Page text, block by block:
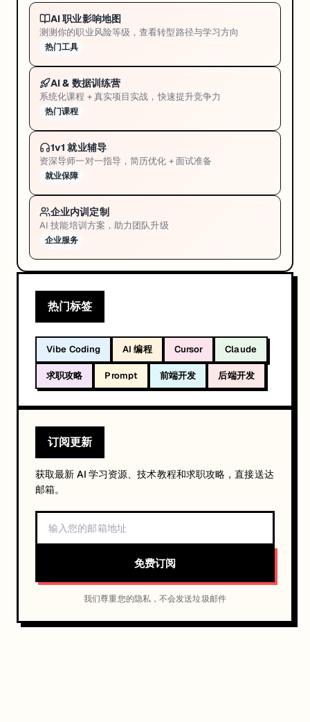
AI 职业影响地图
测测你的职业风险等级，查看转型路径与学习方向
热门工具
AI & 数据训练营
系统化课程 + 真实项目实战，快速提升竞争力
热门课程
1v1 就业辅导
资深导师一对一指导，简历优化 + 面试准备
就业保障
企业内训定制
AI 技能培训方案，助力团队升级
企业服务
热门标签
Vibe Coding AI 编程 Cursor Claude
求职攻略 Prompt 前端开发 后端开发
订阅更新
获取最新 AI 学习资源、技术教程和求职攻略，直接送达
邮箱。
免费订阅
我们尊重您的隐私，不会发送垃圾邮件